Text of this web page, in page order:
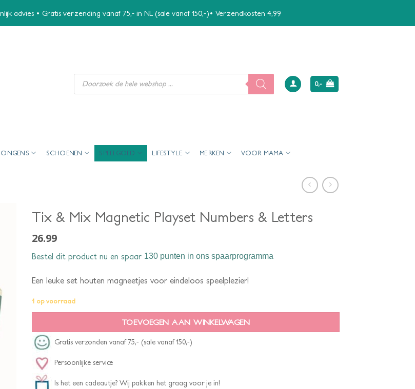
advies • Gratis verzending vanaf 75,- in NL (sale vanaf 150,-)• Verzendkosten 4,99
Producten
zoeken
0,-
JONGENS SCHOENEN SPEELGOED LIFESTYLE MERKEN VOOR MAMA
Tix & Mix Magnetic Playset Numbers & Letters
26.99
Bestel dit product nu en spaar 130 punten in ons spaarprogramma
Een leuke set houten magneetjes voor eindeloos speelplezier!
1 op voorraad
TOEVOEGEN AAN WINKELWAGEN
Gratis verzonden vanaf 75,- (sale vanaf 150,-)
Persoonlijke service
Is het een cadeautje? Wij pakken het graag voor je in!